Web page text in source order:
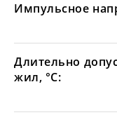
Импульсное
Длительно
жил, °С: